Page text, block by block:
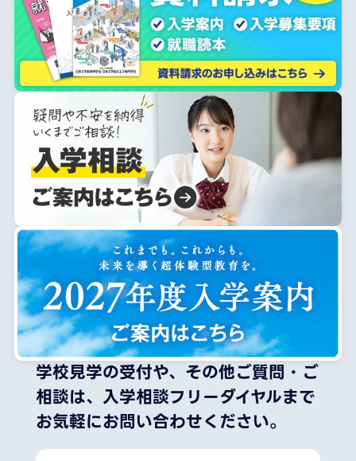
学校見学の受付や、その他ご質問・ご
相談は、 入学相談フリーダイヤルまで
お気軽にお問い合わせください。